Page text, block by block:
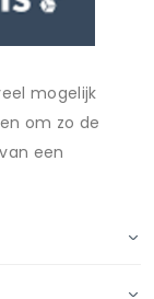
mogelijk
om zo de
een